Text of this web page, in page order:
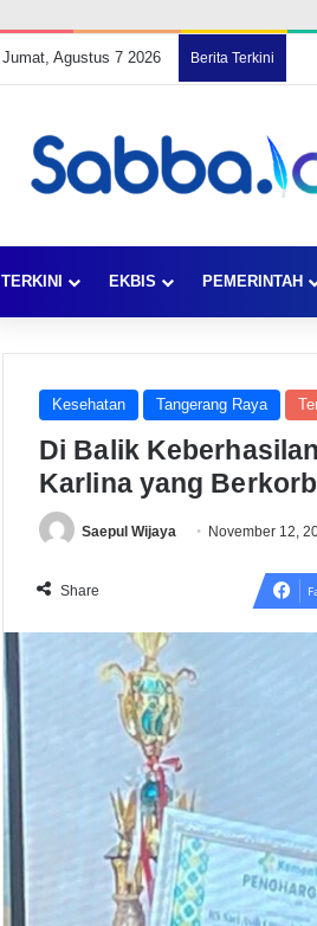
Jumat, Agustus 7 2026 Berita Terkini
TERKINI EKBIS PEMERINTAH
Kesehatan Tangerang Raya
Di Balik
Karlina yang
Saepul Wijaya November 12,
Share